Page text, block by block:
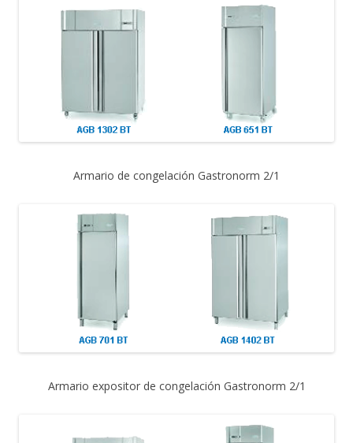
Armario de congelación Gastronorm 2/1
Armario expositor de congelación Gastronorm 2/1